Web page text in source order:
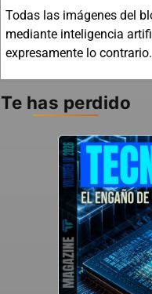
Todas las imágenes del
mediante inteligencia
expresamente lo contrario.
Te has perdido